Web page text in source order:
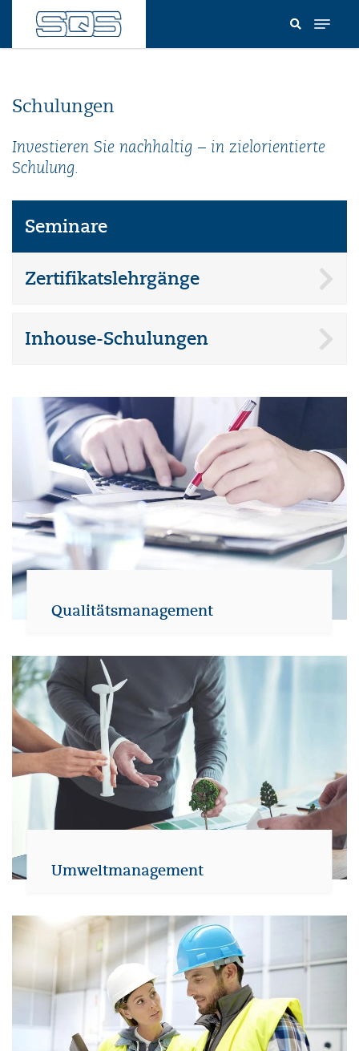
Inhalt
Schulungen
Investieren Sie nachhaltig – in zielorientierte
Schulung.
Seminare
Zertifikatslehrgänge
Inhouse-Schulungen
Seminar Themen
Qualitätsmanagement
Umweltmanagement